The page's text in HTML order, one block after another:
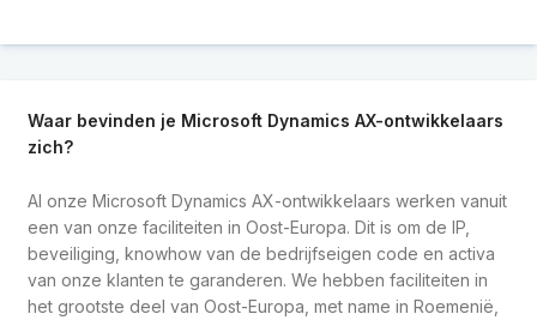
Waar bevinden je Microsoft Dynamics AX-ontwikkelaars
zich?
Al onze Microsoft Dynamics AX-ontwikkelaars werken vanuit
een van onze faciliteiten in Oost-Europa. Dit is om de IP,
beveiliging, knowhow van de bedrijfseigen code en activa
van onze klanten te garanderen. We hebben faciliteiten in
het grootste deel van Oost-Europa, met name in Roemenië,